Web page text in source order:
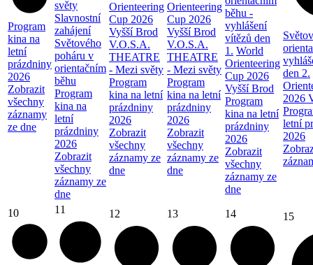
Program
kina na
letní
prázdniny
2026
Zobrazit
všechny
záznamy
ze dne
světy
Slavnostní
zahájení
Světového
poháru v
orientačním
běhu
Program
kina na
letní
prázdniny
2026
Zobrazit
všechny
záznamy ze
dne
Orienteering
Cup 2026
Vyšší Brod
V.O.S.A.
THEATRE
- Mezi světy
Program
kina na letní
prázdniny
2026
Zobrazit
všechny
záznamy ze
dne
Orienteering
Cup 2026
Vyšší Brod
V.O.S.A.
THEATRE
- Mezi světy
Program
kina na letní
prázdniny
2026
Zobrazit
všechny
záznamy ze
dne
běhu -
vyhlášení
vítězů den
1. World
Orienteering
Cup 2026
Vyšší Brod
Program
kina na letní
prázdniny
2026
Zobrazit
všechny
záznamy ze
dne
den 2.
2026
letní
2026
10 11 12 13 14 15